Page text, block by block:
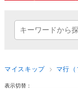
マイスキップ マ行（
表示切替：